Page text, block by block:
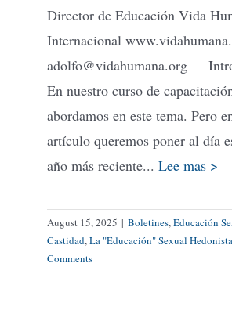
Director de Educación Vida
Internacional
adolfo@vidahumana.org
En nuestro curso de
abordamos en este tema. Pero
artículo queremos poner al día
año más reciente... Lee mas >
August 15, 2025 | Boletines, Educación
Castidad, La "Educación" Sexual
Comments